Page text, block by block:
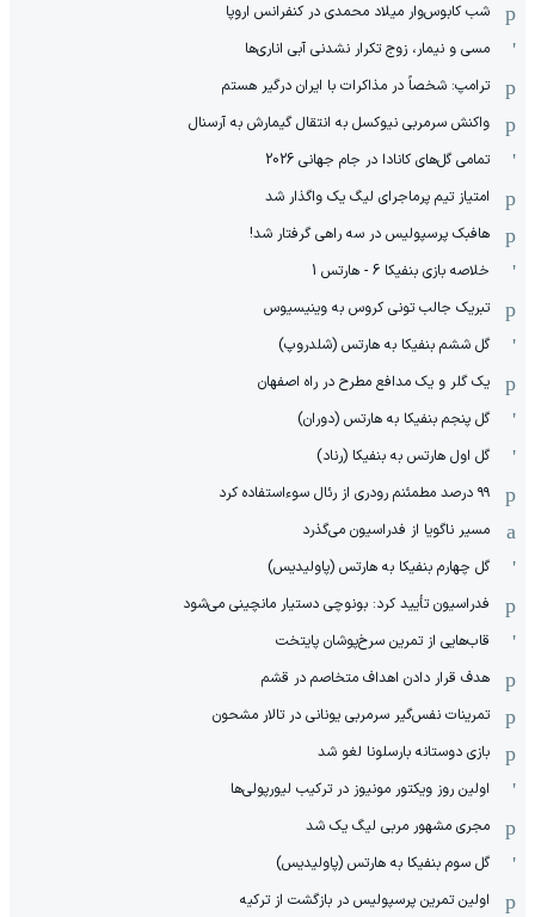
شب کابوس‌وار میلاد محمدی در کنفرانس اروپا
مسی و نیمار، زوج تکرار نشدنی آبی اناری‌ها
ترامپ: شخصاً در مذاکرات با ایران درگیر هستم
واکنش سرمربی نیوکسل به انتقال گیمارش به آرسنال
تمامی گل‌های کانادا در جام جهانی 2026
امتیاز تیم پرماجرای لیگ یک واگذار شد
هافبک پرسپولیس در سه راهی گرفتار شد!
خلاصه بازی بنفیکا 6 - هارتس 1
تبریک جالب تونی کروس به وینیسیوس
گل ششم بنفیکا به هارتس (شلدروپ)
یک گلر و یک مدافع مطرح در راه اصفهان
گل پنجم بنفیکا به هارتس (دوران)
گل اول هارتس به بنفیکا (رناد)
۹۹ درصد مطمئنم رودری از رئال سوءاستفاده کرد
مسیر ناگویا از فدراسیون می‌گذرد
گل چهارم بنفیکا به هارتس (پاولیدیس)
فدراسیون تأیید کرد: بونوچی دستیار مانچینی می‌شود
قاب‌هایی از تمرین سرخ‌پوشان پایتخت
هدف قرار دادن اهداف متخاصم در قشم
‏تمرینات نفس‌گیر سرمربی یونانی در تالار مشحون
بازی دوستانه بارسلونا لغو شد
اولین روز ویکتور مونیوز در ترکیب لیورپولی‌ها
مجری مشهور مربی لیگ یک شد
گل سوم بنفیکا به هارتس (پاولیدیس)
اولین تمرین پرسپولیس در بازگشت از ترکیه